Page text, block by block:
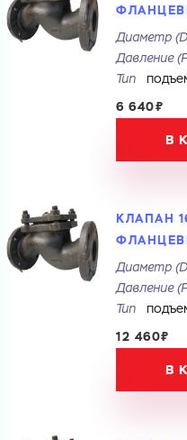
Диаметр
Давление
Тип
6 640₽
В
КЛАПАН
Диаметр
Давление
Тип
12 460₽
В